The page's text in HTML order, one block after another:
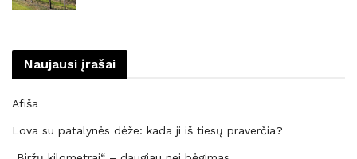
Naujausi įrašai
Afiša
Lova su patalynės dėže: kada ji iš tiesų praverčia?